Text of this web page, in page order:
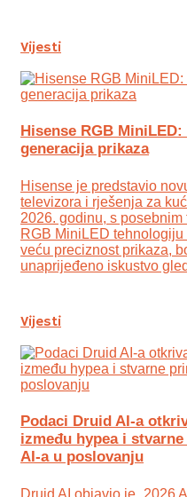
Vijesti
Hisense RGB MiniLED:
generacija prikaza
Hisense je predstavio
televizora i rješenja za
2026. godinu, s posebnim
RGB MiniLED
veću preciznost prikaza,
unaprijeđeno iskustvo
Vijesti
Podaci Druid AI-a
između hypea i
AI-a u poslovanju
Druid AI objavio je „2026